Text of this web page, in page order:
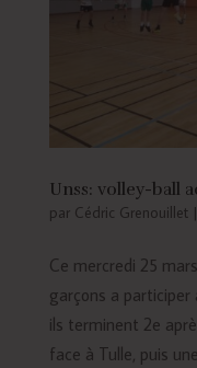
Unss: volley-ball
par Cédric Grenouillet|
Ce mercredi 25
garçons a participer
ils terminent 2e
face à Tulle, puis